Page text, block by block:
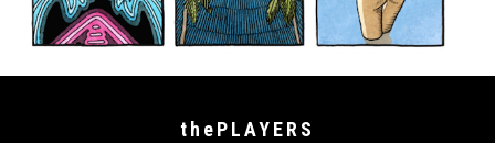
thePLAYERS